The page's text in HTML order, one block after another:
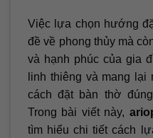
Việc lựa chọn hướng
đề về phong thủy mà
và hạnh phúc của gia
linh thiêng và mang lại
cách đặt bàn thờ
Trong bài viết này,
tìm hiểu chi tiết cách